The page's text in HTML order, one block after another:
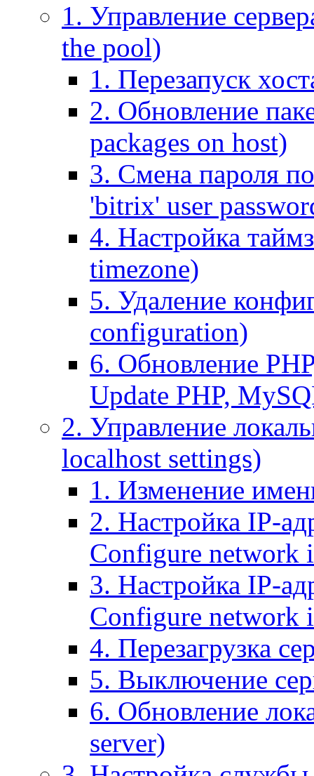
1. Управление
the pool)
1. Перезапуск
2. Обновление
packages on host)
3. Смена пароля
'bitrix' user
4. Настройка
timezone)
5. Удаление
configuration)
6. Обновление
Update PHP,
2. Управление
localhost settings)
1. Изменение
2. Настройка IP-
Configure network
3. Настройка IP-
Configure network
4. Перезагрузка
5. Выключение
6. Обновление
server)